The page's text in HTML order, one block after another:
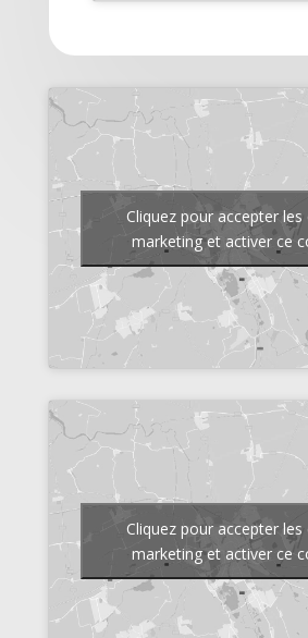
Cliquez pour accepter les
marketing et activer ce
Cliquez pour accepter les
marketing et activer ce